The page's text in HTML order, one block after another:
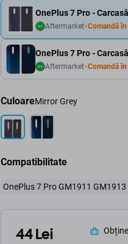
OnePlus 7 Pro -
Aftermarket Comandă
OnePlus 7 Pro -
Aftermarket Comandă
CuloareMirror Grey
Compatibilitate
OnePlus 7 Pro GM1911 GM1913
44 Lei